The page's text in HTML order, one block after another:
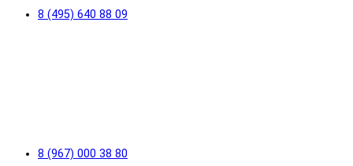
8 (495) 640 88 09
8 (967) 000 38 80